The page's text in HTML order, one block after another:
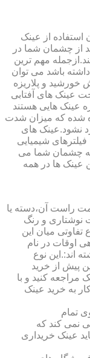
از عینک
از چشمان شما در
مهم ترین
داشته باشد می توان
خورشید و پلاریزه
عینک های آفتابی
عینک هایی هستند
شده که میزان شدت
نشود.عینک های
فیلترهای شیمیایی
به چشمان شما می
عینک ها در همه
راست آن،دسته یا
نوشتاری و رنگ
تفاوتی میان این
اوقات در نام
اند:.این نوع
پیش از خرید
مراجعه کنید و با
به خرید عینک
تمام
نمی کند که
عینک خریداری